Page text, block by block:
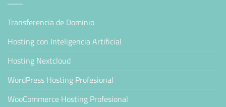
Transferencia de Dominio
Hosting con Inteligencia Artificial
Hosting Nextcloud
WordPress Hosting Profesional
WooCommerce Hosting Profesional